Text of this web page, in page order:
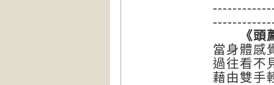
《頭薦
當身體感
過往看不
藉由雙手